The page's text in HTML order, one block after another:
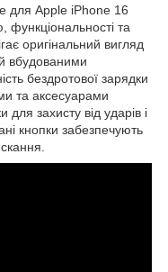
для Apple iPhone 16
та
оригінальний вигляд
вбудованими
бездротової зарядки
та аксесуарами
захисту від ударів і
кнопки забезпечують